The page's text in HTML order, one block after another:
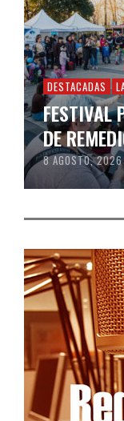
DESTACADAS
FESTIVAL
DE
8 AGOSTO, 2026